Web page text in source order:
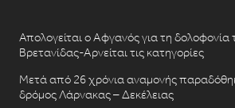
Απολογείται ο Αφγανός για τη δολοφονία
Βρετανίδας-Αρνείται τις κατηγορίες
Μετά από 26 χρόνια αναμονής
δρόμος Λάρνακας – Δεκέλειας